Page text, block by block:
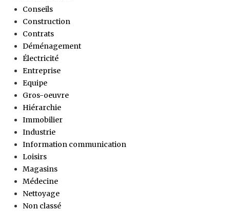
Conseils
Construction
Contrats
Déménagement
Électricité
Entreprise
Equipe
Gros-oeuvre
Hiérarchie
Immobilier
Industrie
Information communication
Loisirs
Magasins
Médecine
Nettoyage
Non classé